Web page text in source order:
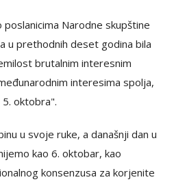
Narodne skupštine
u prethodnih deset godina bila
brutalnim interesnim
interesima spolja,
oktobra".
u svoje ruke, a današnji dan u
kao 6. oktobar, kao
konsenzusa za korjenite